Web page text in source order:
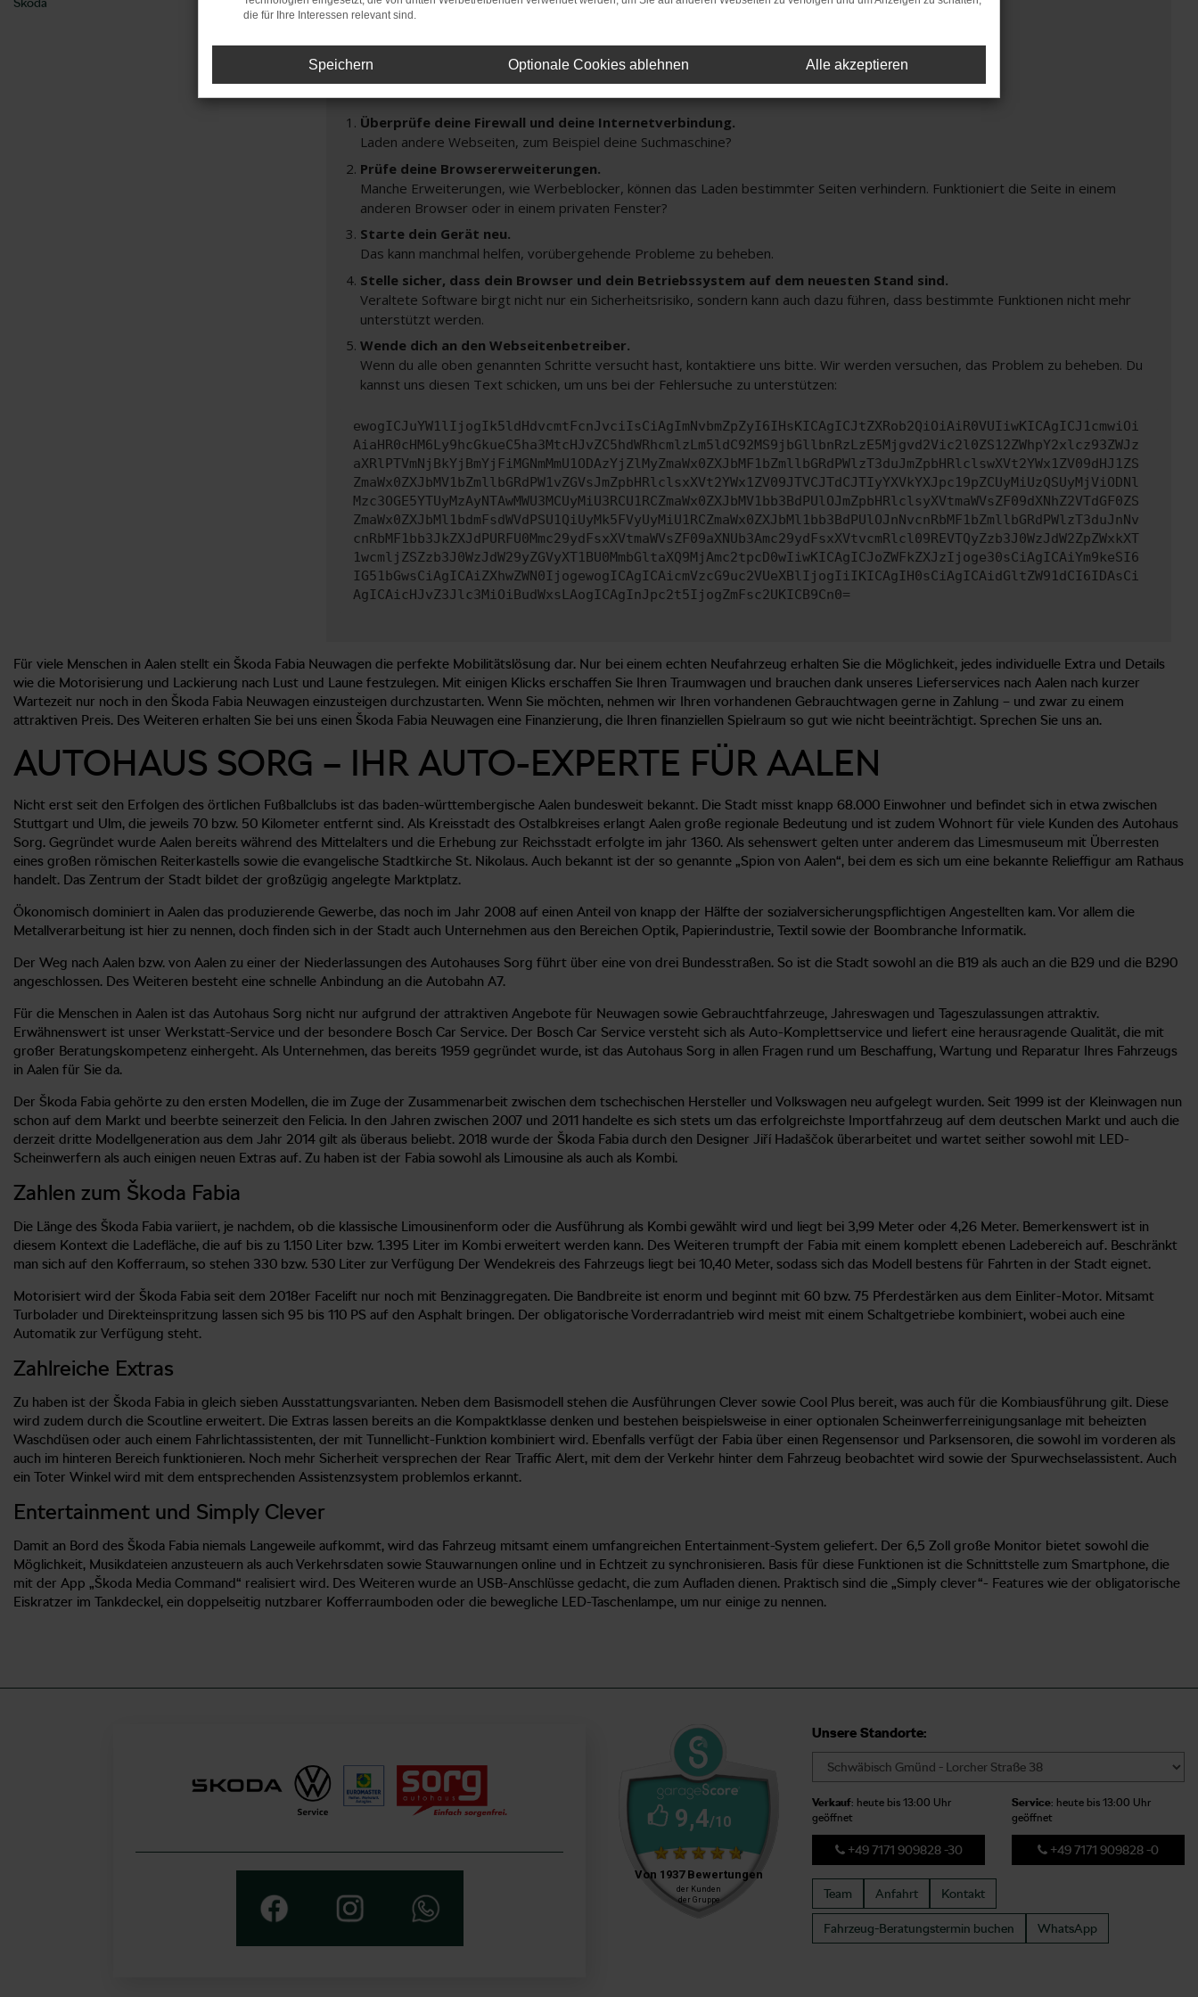
Fehler: Network Error
Beim Laden ist ein Fehler aufgetreten.
Hier sind ein paar Tipps, die dir helfen können:
Überprüfe deine Firewall und deine Internetverbindung.
Laden andere Webseiten, zum Beispiel deine Suchmaschine?
Prüfe deine Browsererweiterungen.
Manche Erweiterungen, wie Werbeblocker, können das Laden bestimmter Seiten verhindern. Funktioniert die Seite in einem
anderen Browser oder in einem privaten Fenster?
Starte dein Gerät neu.
Das kann manchmal helfen, vorübergehende Probleme zu beheben.
Stelle sicher, dass dein Browser und dein Betriebssystem auf dem neuesten Stand sind.
Veraltete Software birgt nicht nur ein Sicherheitsrisiko, sondern kann auch dazu führen, dass bestimmte Funktionen nicht mehr
unterstützt werden.
Wende dich an den Webseitenbetreiber.
Wenn du alle oben genannten Schritte versucht hast, kontaktiere uns bitte. Wir werden versuchen, das Problem zu beheben. Du
kannst uns diesen Text schicken, um uns bei der Fehlersuche zu unterstützen:
ewogICJuYW1lIjogIk5ldHdvcmtFcnJvciIsCiAgImNvbmZpZyI6IHsKICAgICJtZXRob2QiOiAiR0VUIiwKICAgICJ1cmwiOi
AiaHR0cHM6Ly9hcGkueC5ha3MtcHJvZC5hdWRhcmlzLm5ldC92MS9jbGllbnRzLzE5Mjgvd2Vic2l0ZS12ZWhpY2xlcz93ZWJz
aXRlPTVmNjBkYjBmYjFiMGNmMmU1ODAzYjZlMyZmaWx0ZXJbMF1bZmllbGRdPWlzT3duJmZpbHRlclswXVt2YWx1ZV09dHJ1ZS
ZmaWx0ZXJbMV1bZmllbGRdPW1vZGVsJmZpbHRlclsxXVt2YWx1ZV09JTVCJTdCJTIyYXVkYXJpc19pZCUyMiUzQSUyMjViODNl
Mzc3OGE5YTUyMzAyNTAwMWU3MCUyMiU3RCU1RCZmaWx0ZXJbMV1bb3BdPUlOJmZpbHRlclsyXVtmaWVsZF09dXNhZ2VTdGF0ZS
ZmaWx0ZXJbMl1bdmFsdWVdPSU1QiUyMk5FVyUyMiU1RCZmaWx0ZXJbMl1bb3BdPUlOJnNvcnRbMF1bZmllbGRdPWlzT3duJnNv
cnRbMF1bb3JkZXJdPURFU0Mmc29ydFsxXVtmaWVsZF09aXNUb3Amc29ydFsxXVtvcmRlcl09REVTQyZzb3J0WzJdW2ZpZWxkXT
1wcmljZSZzb3J0WzJdW29yZGVyXT1BU0MmbGltaXQ9MjAmc2tpcD0wIiwKICAgICJoZWFkZXJzIjoge30sCiAgICAiYm9keSI6
IG51bGwsCiAgICAiZXhwZWN0IjogewogICAgICAicmVzcG9uc2VUeXBlIjogIiIKICAgIH0sCiAgICAidGltZW91dCI6IDAsCi
AgICAicHJvZ3Jlc3MiOiBudWxsLAogICAgInJpc2t5IjogZmFsc2UKICB9Cn0=
Für viele Menschen in Aalen stellt ein Škoda Fabia Neuwagen die perfekte Mobilitätslösung dar. Nur bei einem echten Neufahrzeug erhalten Sie die Möglichkeit, jedes individuelle Extra und Details
wie die Motorisierung und Lackierung nach Lust und Laune festzulegen. Mit einigen Klicks erschaffen Sie Ihren Traumwagen und brauchen dank unseres Lieferservices nach Aalen nach kurzer
Wartezeit nur noch in den Škoda Fabia Neuwagen einzusteigen durchzustarten. Wenn Sie möchten, nehmen wir Ihren vorhandenen Gebrauchtwagen gerne in Zahlung – und zwar zu einem
attraktiven Preis. Des Weiteren erhalten Sie bei uns einen Škoda Fabia Neuwagen eine Finanzierung, die Ihren finanziellen Spielraum so gut wie nicht beeinträchtigt. Sprechen Sie uns an.
AUTOHAUS SORG – IHR AUTO-EXPERTE FÜR AALEN
Nicht erst seit den Erfolgen des örtlichen Fußballclubs ist das baden-württembergische Aalen bundesweit bekannt. Die Stadt misst knapp 68.000 Einwohner und befindet sich in etwa zwischen
Stuttgart und Ulm, die jeweils 70 bzw. 50 Kilometer entfernt sind. Als Kreisstadt des Ostalbkreises erlangt Aalen große regionale Bedeutung und ist zudem Wohnort für viele Kunden des Autohaus
Sorg. Gegründet wurde Aalen bereits während des Mittelalters und die Erhebung zur Reichsstadt erfolgte im jahr 1360. Als sehenswert gelten unter anderem das Limesmuseum mit Überresten
eines großen römischen Reiterkastells sowie die evangelische Stadtkirche St. Nikolaus. Auch bekannt ist der so genannte „Spion von Aalen“, bei dem es sich um eine bekannte Relieffigur am Rathaus
handelt. Das Zentrum der Stadt bildet der großzügig angelegte Marktplatz.
Ökonomisch dominiert in Aalen das produzierende Gewerbe, das noch im Jahr 2008 auf einen Anteil von knapp der Hälfte der sozialversicherungspflichtigen Angestellten kam. Vor allem die
Metallverarbeitung ist hier zu nennen, doch finden sich in der Stadt auch Unternehmen aus den Bereichen Optik, Papierindustrie, Textil sowie der Boombranche Informatik.
Der Weg nach Aalen bzw. von Aalen zu einer der Niederlassungen des Autohauses Sorg führt über eine von drei Bundesstraßen. So ist die Stadt sowohl an die B19 als auch an die B29 und die B290
angeschlossen. Des Weiteren besteht eine schnelle Anbindung an die Autobahn A7.
Für die Menschen in Aalen ist das Autohaus Sorg nicht nur aufgrund der attraktiven Angebote für Neuwagen sowie Gebrauchtfahrzeuge, Jahreswagen und Tageszulassungen attraktiv.
Erwähnenswert ist unser Werkstatt-Service und der besondere Bosch Car Service. Der Bosch Car Service versteht sich als Auto-Komplettservice und liefert eine herausragende Qualität, die mit
großer Beratungskompetenz einhergeht. Als Unternehmen, das bereits 1959 gegründet wurde, ist das Autohaus Sorg in allen Fragen rund um Beschaffung, Wartung und Reparatur Ihres Fahrzeugs
in Aalen für Sie da.
Der Škoda Fabia gehörte zu den ersten Modellen, die im Zuge der Zusammenarbeit zwischen dem tschechischen Hersteller und Volkswagen neu aufgelegt wurden. Seit 1999 ist der Kleinwagen nun
schon auf dem Markt und beerbte seinerzeit den Felicia. In den Jahren zwischen 2007 und 2011 handelte es sich stets um das erfolgreichste Importfahrzeug auf dem deutschen Markt und auch die
derzeit dritte Modellgeneration aus dem Jahr 2014 gilt als überaus beliebt. 2018 wurde der Škoda Fabia durch den Designer Jiří Hadaščok überarbeitet und wartet seither sowohl mit LED-
Scheinwerfern als auch einigen neuen Extras auf. Zu haben ist der Fabia sowohl als Limousine als auch als Kombi.
Zahlen zum Škoda Fabia
Die Länge des Škoda Fabia variiert, je nachdem, ob die klassische Limousinenform oder die Ausführung als Kombi gewählt wird und liegt bei 3,99 Meter oder 4,26 Meter. Bemerkenswert ist in
diesem Kontext die Ladefläche, die auf bis zu 1.150 Liter bzw. 1.395 Liter im Kombi erweitert werden kann. Des Weiteren trumpft der Fabia mit einem komplett ebenen Ladebereich auf. Beschränkt
man sich auf den Kofferraum, so stehen 330 bzw. 530 Liter zur Verfügung Der Wendekreis des Fahrzeugs liegt bei 10,40 Meter, sodass sich das Modell bestens für Fahrten in der Stadt eignet.
Motorisiert wird der Škoda Fabia seit dem 2018er Facelift nur noch mit Benzinaggregaten. Die Bandbreite ist enorm und beginnt mit 60 bzw. 75 Pferdestärken aus dem Einliter-Motor. Mitsamt
Turbolader und Direkteinspritzung lassen sich 95 bis 110 PS auf den Asphalt bringen. Der obligatorische Vorderradantrieb wird meist mit einem Schaltgetriebe kombiniert, wobei auch eine
Automatik zur Verfügung steht.
Zahlreiche Extras
Zu haben ist der Škoda Fabia in gleich sieben Ausstattungsvarianten. Neben dem Basismodell stehen die Ausführungen Clever sowie Cool Plus bereit, was auch für die Kombiausführung gilt. Diese
wird zudem durch die Scoutline erweitert. Die Extras lassen bereits an die Kompaktklasse denken und bestehen beispielsweise in einer optionalen Scheinwerferreinigungsanlage mit beheizten
Waschdüsen oder auch einem Fahrlichtassistenten, der mit Tunnellicht-Funktion kombiniert wird. Ebenfalls verfügt der Fabia über einen Regensensor und Parksensoren, die sowohl im vorderen als
auch im hinteren Bereich funktionieren. Noch mehr Sicherheit versprechen der Rear Traffic Alert, mit dem der Verkehr hinter dem Fahrzeug beobachtet wird sowie der Spurwechselassistent. Auch
ein Toter Winkel wird mit dem entsprechenden Assistenzsystem problemlos erkannt.
Entertainment und Simply Clever
Damit an Bord des Škoda Fabia niemals Langeweile aufkommt, wird das Fahrzeug mitsamt einem umfangreichen Entertainment-System geliefert. Der 6,5 Zoll große Monitor bietet sowohl die
Möglichkeit, Musikdateien anzusteuern als auch Verkehrsdaten sowie Stauwarnungen online und in Echtzeit zu synchronisieren. Basis für diese Funktionen ist die Schnittstelle zum Smartphone, die
mit der App „Škoda Media Command“ realisiert wird. Des Weiteren wurde an USB-Anschlüsse gedacht, die zum Aufladen dienen. Praktisch sind die „Simply clever“- Features wie der obligatorische
Eiskratzer im Tankdeckel, ein doppelseitig nutzbarer Kofferraumboden oder die bewegliche LED-Taschenlampe, um nur einige zu nennen.
Unsere Standorte:
Verkauf: heute bis 13:00 Uhr
geöffnet
+49 7171 909828 -30
Service: heute bis 13:00 Uhr
geöffnet
+49 7171 909828 -0
Team Anfahrt Kontakt
Fahrzeug-Beratungstermin buchen WhatsApp
die für Ihre Interessen relevant sind.
Speichern Optionale Cookies ablehnen Alle akzeptieren